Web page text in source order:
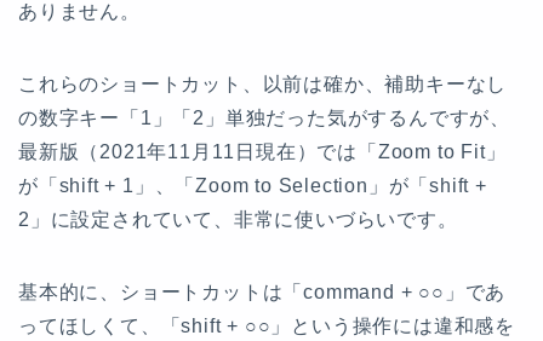
ありません。
これらのショートカット、以前は確か、補助キーなし
の数字キー「1」「2」単独だった気がするんですが、
最新版（2021年11月11日現在）では「Zoom to Fit」
が「shift + 1」、「Zoom to Selection」が「shift +
2」に設定されていて、非常に使いづらいです。
基本的に、ショートカットは「command + ○○」であ
ってほしくて、「shift + ○○」という操作には違和感を